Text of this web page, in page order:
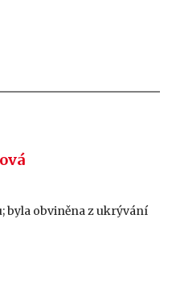
byla obviněna z ukrývání